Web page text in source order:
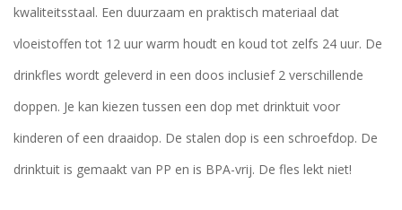
kwaliteitsstaal. Een duurzaam en praktisch materiaal dat
vloeistoffen tot 12 uur warm houdt en koud tot zelfs 24 uur. De
drinkfles wordt geleverd in een doos inclusief 2 verschillende
doppen. Je kan kiezen tussen een dop met drinktuit voor
kinderen of een draaidop. De stalen dop is een schroefdop. De
drinktuit is gemaakt van PP en is BPA-vrij. De fles lekt niet!